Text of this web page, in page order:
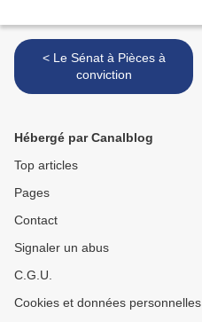
< Le Sénat à Pièces à
conviction
Hébergé par Canalblog
Top articles
Pages
Contact
Signaler un abus
C.G.U.
Cookies et données personnelles